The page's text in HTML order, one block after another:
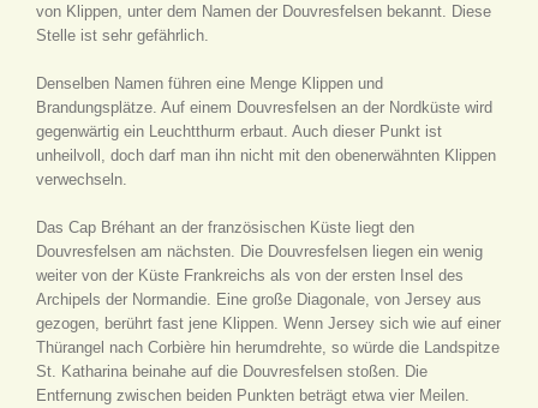
von Klippen, unter dem Namen der Douvresfelsen bekannt. Diese
Stelle ist sehr gefährlich.
Denselben Namen führen eine Menge Klippen und
Brandungsplätze. Auf einem Douvresfelsen an der Nordküste wird
gegenwärtig ein Leuchtthurm erbaut. Auch dieser Punkt ist
unheilvoll, doch darf man ihn nicht mit den obenerwähnten Klippen
verwechseln.
Das Cap Bréhant an der französischen Küste liegt den
Douvresfelsen am nächsten. Die Douvresfelsen liegen ein wenig
weiter von der Küste Frankreichs als von der ersten Insel des
Archipels der Normandie. Eine große Diagonale, von Jersey aus
gezogen, berührt fast jene Klippen. Wenn Jersey sich wie auf einer
Thürangel nach Corbière hin herumdrehte, so würde die Landspitze
St. Katharina beinahe auf die Douvresfelsen stoßen. Die
Entfernung zwischen beiden Punkten beträgt etwa vier Meilen.